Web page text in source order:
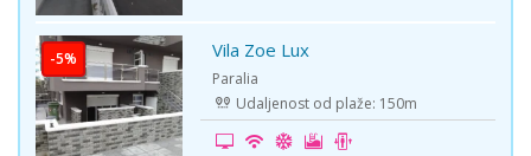
Vila Zoe Lux
Paralia
Udaljenost od plaže: 150m